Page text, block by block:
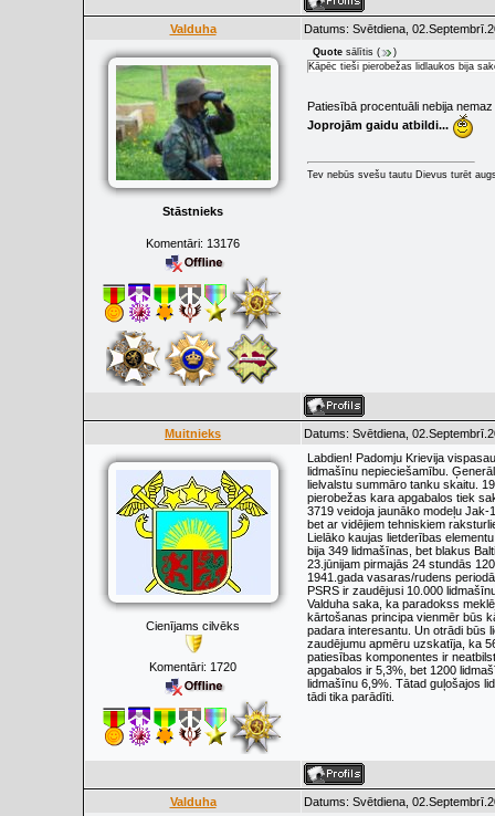
Valduha Datums: Svētdiena,
Stāstnieks
Komentāri: 13176
Quote sālītis (
)
Kāpēc tieši pierobežas lidlaukos bija
Patiesībā procentuāli nebija
Joprojām gaidu atbildi...
Tev nebūs svešu tautu Dievus turēt
Muitnieks Datums: Svētdiena,
Cienījams cilvēks
Komentāri: 1720
Labdien! Padomju Krievija
lidmašīnu nepieciešamību.
lielvalstu summāro tanku skaitu.
pierobežas kara apgabalos tiek
3719 veidoja jaunāko modeļu
bet ar vidējiem tehniskiem
Lielāko kaujas lietderības
bija 349 lidmašīnas, bet blakus
23.jūnijam pirmajās 24 stundās
1941.gada vasaras/rudens
PSRS ir zaudējusi 10.000
Valduha saka, ka paradokss
kārtošanas principa vienmēr būs
padara interesantu. Un otrādi būs
zaudējumu apmēru uzskatīja, ka
patiesības komponentes ir
apgabalos ir 5,3%, bet 1200
lidmašīnu 6,9%. Tātad guļošajos
tādi tika parādīti.
Valduha Datums: Svētdiena,